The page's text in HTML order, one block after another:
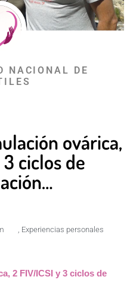
NACIONAL DE
ovárica,
ciclos de
Experiencias personales
2 FIV/ICSI y 3 ciclos de